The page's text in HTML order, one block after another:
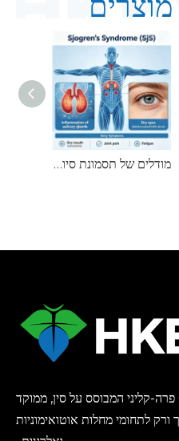
מודלים של תסמונת סיוגרן (SjS).
HKeyBio הוא CRO פרה-קליני המבוסס על סין, ממוקד
לתחומי מחלות אוטואימוניות